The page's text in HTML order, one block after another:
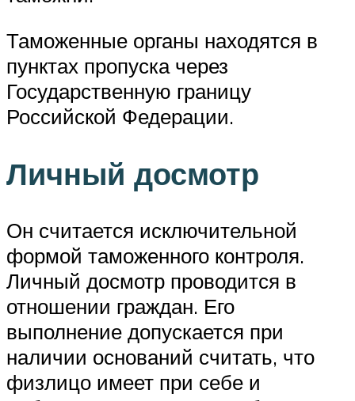
Таможенные органы находятся в
пунктах пропуска через
Государственную границу
Российской Федерации.
Личный досмотр
Он считается исключительной
формой таможенного контроля.
Личный досмотр проводится в
отношении граждан. Его
выполнение допускается при
наличии оснований считать, что
физлицо имеет при себе и